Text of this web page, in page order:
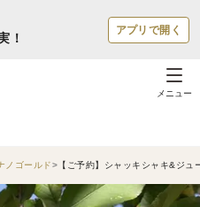
！
アプリで開く
メニュー
ノゴールド 【ご予約】シャッキシャキ&ジ